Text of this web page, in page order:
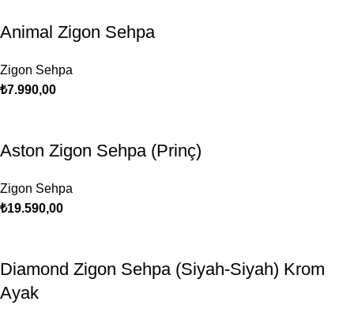
Animal Zigon Sehpa
Zigon Sehpa
₺7.990,00
Aston Zigon Sehpa (Prinç)
Zigon Sehpa
₺19.590,00
Diamond Zigon Sehpa (Siyah-Siyah) Krom
Ayak